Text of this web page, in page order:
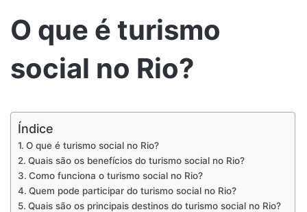
O que é turismo
social no Rio?
Índice
O que é turismo social no Rio?
Quais são os benefícios do turismo social no Rio?
Como funciona o turismo social no Rio?
Quem pode participar do turismo social no Rio?
Quais são os principais destinos do turismo social no Rio?